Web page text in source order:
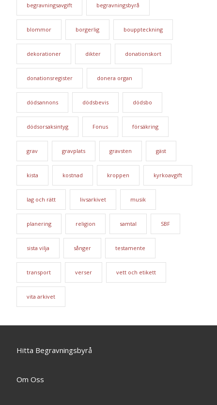
begravningsavgift begravningsbyrå
blommor borgerlig bouppteckning
dekorationer dikter donationskort
donationsregister donera organ
dödsannons dödsbevis dödsbo
dödsorsaksintyg Fonus försäkring
grav gravplats gravsten gäst
kista kostnad kroppen kyrkoavgift
lag och rätt livsarkivet musik
planering religion samtal SBF
sista vilja sånger testamente
transport verser vett och etikett
vita arkivet
Hitta Begravningsbyrå
Om Oss